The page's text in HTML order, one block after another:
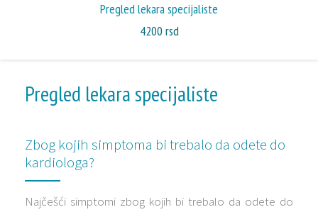
Pregled lekara specijaliste
4200 rsd
Pregled lekara specijaliste
Zbog kojih simptoma bi trebalo da odete do
kardiologa?
Najčešći simptomi zbog kojih bi trebalo da odete do